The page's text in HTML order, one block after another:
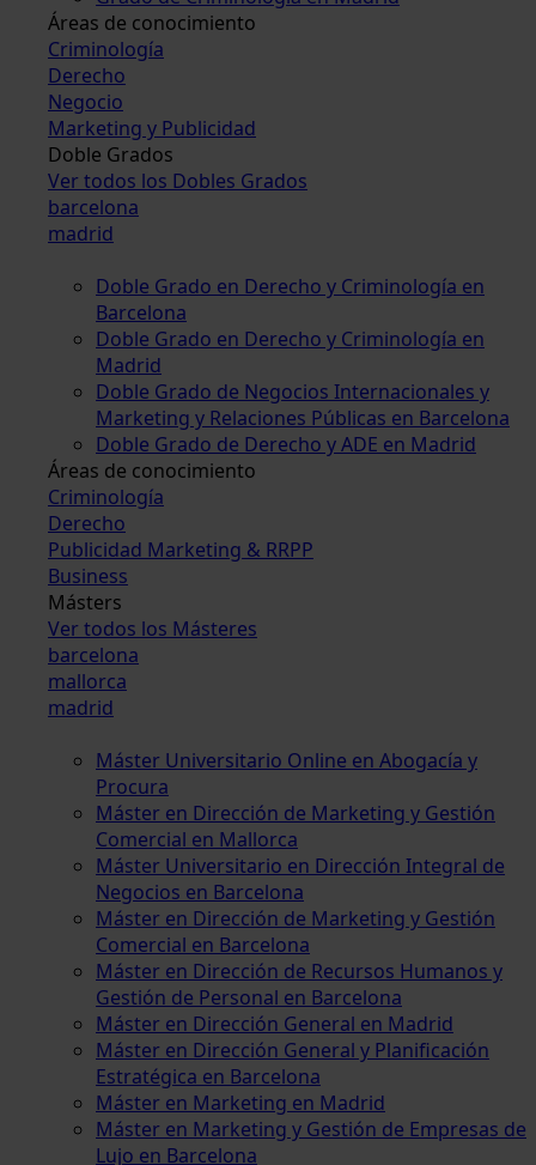
Áreas de conocimiento
Criminología
Derecho
Negocio
Marketing y Publicidad
Doble Grados
Ver todos los Dobles Grados
barcelona
madrid
Doble Grado en Derecho y Criminología en
Barcelona
Doble Grado en Derecho y Criminología en
Madrid
Doble Grado de Negocios Internacionales y
Marketing y Relaciones Públicas en Barcelona
Doble Grado de Derecho y ADE en Madrid
Áreas de conocimiento
Criminología
Derecho
Publicidad Marketing & RRPP
Business
Másters
Ver todos los Másteres
barcelona
mallorca
madrid
Máster Universitario Online en Abogacía y
Procura
Máster en Dirección de Marketing y Gestión
Comercial en Mallorca
Máster Universitario en Dirección Integral de
Negocios en Barcelona
Máster en Dirección de Marketing y Gestión
Comercial en Barcelona
Máster en Dirección de Recursos Humanos y
Gestión de Personal en Barcelona
Máster en Dirección General en Madrid
Máster en Dirección General y Planificación
Estratégica en Barcelona
Máster en Marketing en Madrid
Máster en Marketing y Gestión de Empresas de
Lujo en Barcelona